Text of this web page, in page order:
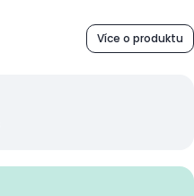
Více o produktu